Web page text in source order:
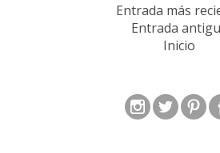
Entrada más
Entrada
Inicio